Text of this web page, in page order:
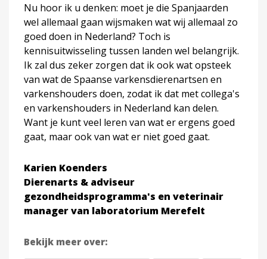
Nu hoor ik u denken: moet je die Spanjaarden
wel allemaal gaan wijsmaken wat wij allemaal zo
goed doen in Nederland? Toch is
kennisuitwisseling tussen landen wel belangrijk.
Ik zal dus zeker zorgen dat ik ook wat opsteek
van wat de Spaanse varkensdierenartsen en
varkenshouders doen, zodat ik dat met collega's
en varkenshouders in Nederland kan delen.
Want je kunt veel leren van wat er ergens goed
gaat, maar ook van wat er niet goed gaat.
Karien Koenders
Dierenarts & adviseur
gezondheidsprogramma's en veterinair
manager van laboratorium Merefelt
Bekijk meer over: